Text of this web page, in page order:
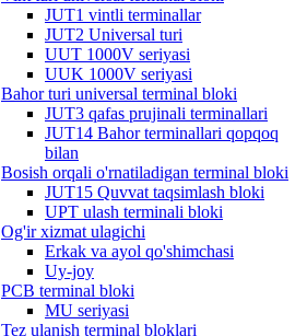
JUT1 vintli terminallar
JUT2 Universal turi
UUT 1000V seriyasi
UUK 1000V seriyasi
Bahor turi universal terminal bloki
JUT3 qafas prujinali terminallari
JUT14 Bahor terminallari qopqoq
bilan
Bosish orqali o'rnatiladigan terminal bloki
JUT15 Quvvat taqsimlash bloki
UPT ulash terminali bloki
Og'ir xizmat ulagichi
Erkak va ayol qo'shimchasi
Uy-joy
PCB terminal bloki
MU seriyasi
Tez ulanish terminal bloklari